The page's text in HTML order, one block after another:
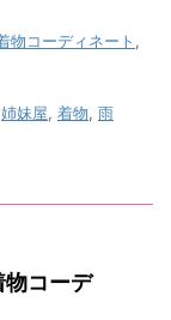
物コーディネート ,
姉妹屋, 着物, 雨
物コーデ